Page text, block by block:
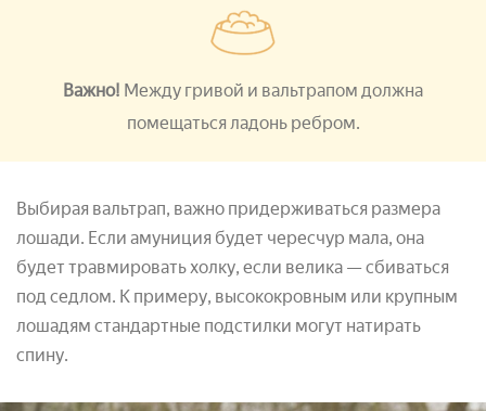
Важно! Между гривой и вальтрапом должна
помещаться ладонь ребром.
Выбирая вальтрап, важно придерживаться размера
лошади. Если амуниция будет чересчур мала, она
будет травмировать холку, если велика — сбиваться
под седлом. К примеру, высококровным или крупным
лошадям стандартные подстилки могут натирать
спину.